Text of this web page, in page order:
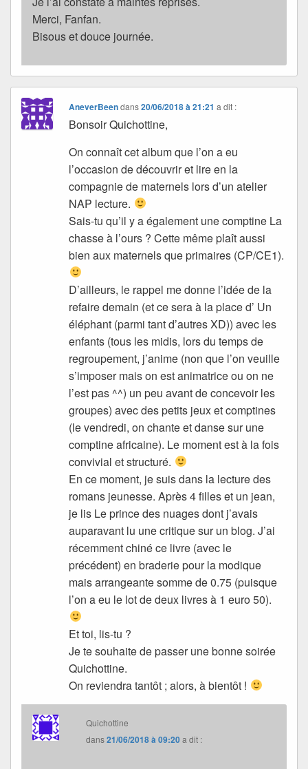
Merci, Fanfan.
Bisous et douce journée.
AneverBeendans20/06/2018 à 21:21 a dit :
Bonsoir Quichottine,
On connaît cet album que l’on a eu
l’occasion de découvrir et lire en la
compagnie de maternels lors d’un atelier
NAP lecture.
Sais-tu qu’il y a également une comptine La
chasse à l’ours ? Cette même plaît aussi
bien aux maternels que primaires (CP/CE1).
D’ailleurs, le rappel me donne l’idée de la
refaire demain (et ce sera à la place d’ Un
éléphant (parmi tant d’autres XD)) avec les
enfants (tous les midis, lors du temps de
regroupement, j’anime (non que l’on veuille
s’imposer mais on est animatrice ou on ne
l’est pas ^^) un peu avant de concevoir les
groupes) avec des petits jeux et comptines
(le vendredi, on chante et danse sur une
comptine africaine). Le moment est à la fois
convivial et structuré.
En ce moment, je suis dans la lecture des
romans jeunesse. Après 4 filles et un jean,
je lis Le prince des nuages dont j’avais
auparavant lu une critique sur un blog. J’ai
récemment chiné ce livre (avec le
précédent) en braderie pour la modique
mais arrangeante somme de 0.75 (puisque
l’on a eu le lot de deux livres à 1 euro 50).
Et toi, lis-tu ?
Je te souhaite de passer une bonne soirée
Quichottine.
On reviendra tantôt ; alors, à bientôt !
Quichottine
dans21/06/2018 à 09:20a dit :